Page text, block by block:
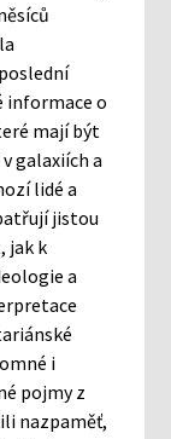
informace o
mají být
galaxiích a
lidé a
jistou
jak k
a
i
pojmy z
nazpaměť,